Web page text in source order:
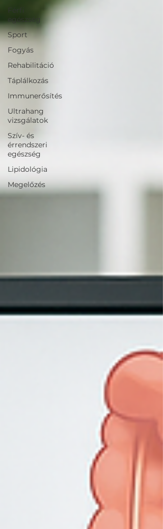
Férfi
egészség
Sport
Fogyás
Rehabilitáció
Táplálkozás
Immunerősítés
Ultrahang
vizsgálatok
Szív- és
érrendszeri
egészség
Lipidológia
Megelőzés